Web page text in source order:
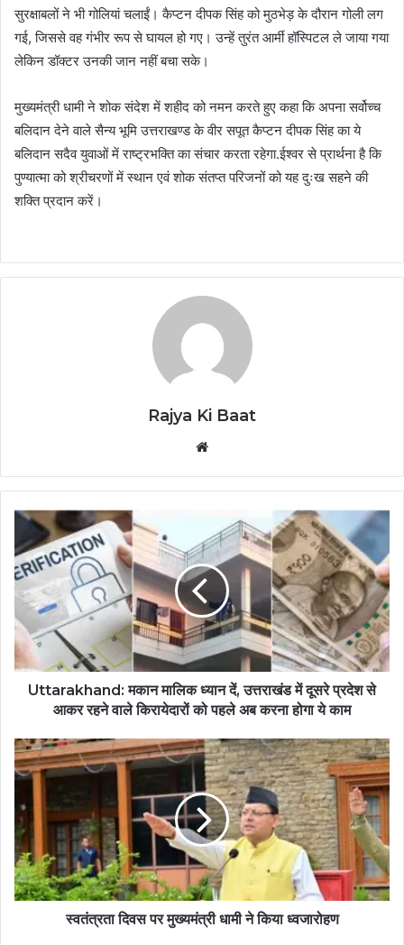
सुरक्षाबलों ने भी गोलियां चलाईं। कैप्टन दीपक सिंह को मुठभेड़ के दौरान गोली लग
गई, जिससे वह गंभीर रूप से घायल हो गए। उन्हें तुरंत आर्मी हॉस्पिटल ले जाया गया
लेकिन डॉक्टर उनकी जान नहीं बचा सके।
मुख्यमंत्री धामी ने शोक संदेश में शहीद को नमन करते हुए कहा कि अपना सर्वोच्च
बलिदान देने वाले सैन्य भूमि उत्तराखण्ड के वीर सपूत कैप्टन दीपक सिंह का ये
बलिदान सदैव युवाओं में राष्ट्रभक्ति का संचार करता रहेगा.ईश्वर से प्रार्थना है कि
पुण्यात्मा को श्रीचरणों में स्थान एवं शोक संतप्त परिजनों को यह दुःख सहने की
शक्ति प्रदान करें।
Rajya Ki Baat
Uttarakhand: मकान मालिक ध्यान दें, उत्तराखंड में दूसरे प्रदेश से
आकर ​रहने वाले किरायेदारों को पहले अब करना होगा ये काम
स्वतंत्रता दिवस पर मुख्यमंत्री धामी ने किया ध्वजारोहण